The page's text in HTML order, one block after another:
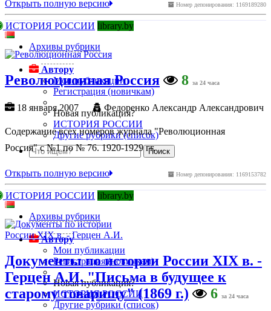
Номер депонирования: 1169189280
Открыть полную версию
ИСТОРИЯ РОССИИ library.by
Архивы рубрики
Автору
Мои публикации
Регистрация (новичкам)
Новая публикация?
ИСТОРИЯ РОССИИ
Другие рубрики (список)
Революционная Россия 8 за 24 часа
18 января 2007 Федоренко Александр Александрович
Содержание всех номеров журнала "Революционная
Россия" с №1 по № 76. 1920-1929 гг.
Номер депонирования: 1169153782
Открыть полную версию
ИСТОРИЯ РОССИИ library.by
Архивы рубрики
Автору
Мои публикации
Регистрация (новичкам)
Новая публикация?
ИСТОРИЯ РОССИИ
Другие рубрики (список)
Документы по истории России XIX в. -
Герцен А.И. "Письма в будущее к
старому товарищу" (1869 г.)
6 за 24 часа